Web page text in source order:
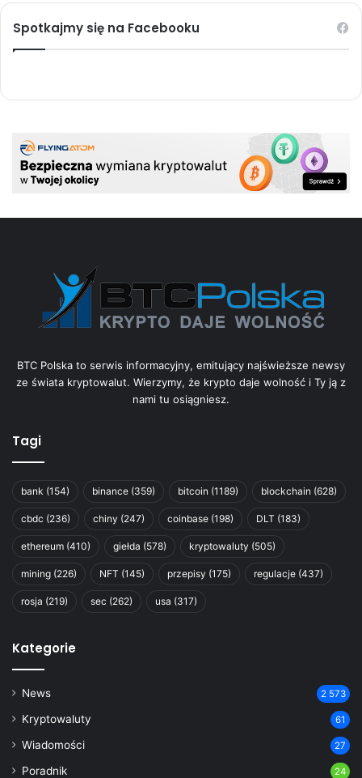
Spotkajmy się na Facebooku
BTC Polska to serwis informacyjny, emitujący najświeższe newsy
ze świata kryptowalut. Wierzymy, że krypto daje wolność i Ty ją z
nami tu osiągniesz.
Tagi
bank (154) binance (359) bitcoin (1189) blockchain (628)
cbdc (236) chiny (247) coinbase (198) DLT (183)
ethereum (410) giełda (578) kryptowaluty (505)
mining (226) NFT (145) przepisy (175) regulacje (437)
rosja (219) sec (262) usa (317)
Kategorie
News 2 573
Kryptowaluty 61
Wiadomości 27
Poradnik 24